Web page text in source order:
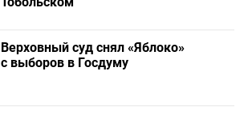
Верховный суд снял «Яблоко»
с выборов в Госдуму